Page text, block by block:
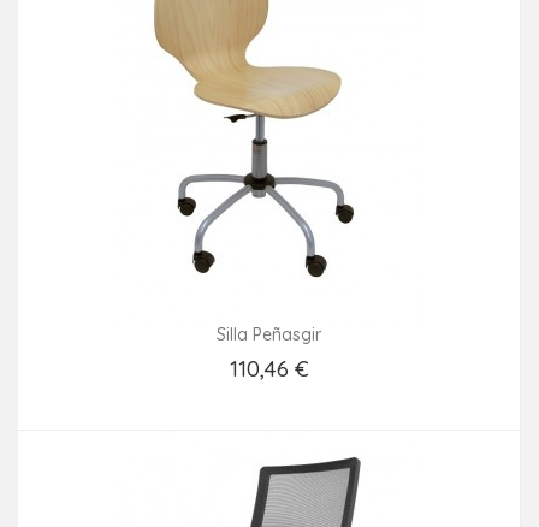
Silla Peñasgir
110,46 €